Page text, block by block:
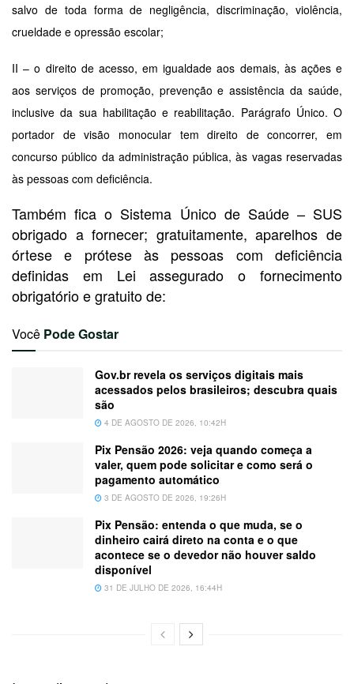
salvo de toda forma de negligência, discriminação, violência,
crueldade e opressão escolar;
II – o direito de acesso, em igualdade aos demais, às ações e
aos serviços de promoção, prevenção e assistência da saúde,
inclusive da sua habilitação e reabilitação. Parágrafo Único. O
portador de visão monocular tem direito de concorrer, em
concurso público da administração pública, às vagas reservadas
às pessoas com deficiência.
Também fica o Sistema Único de Saúde – SUS
obrigado a fornecer; gratuitamente, aparelhos de
órtese e prótese às pessoas com deficiência
definidas em Lei assegurado o fornecimento
obrigatório e gratuito de:
Você Pode Gostar
Gov.br revela os serviços digitais mais
acessados pelos brasileiros; descubra quais
são
4 DE AGOSTO DE 2026, 10:42H
Pix Pensão 2026: veja quando começa a
valer, quem pode solicitar e como será o
pagamento automático
3 DE AGOSTO DE 2026, 19:26H
Pix Pensão: entenda o que muda, se o
dinheiro cairá direto na conta e o que
acontece se o devedor não houver saldo
disponível
31 DE JULHO DE 2026, 16:44H